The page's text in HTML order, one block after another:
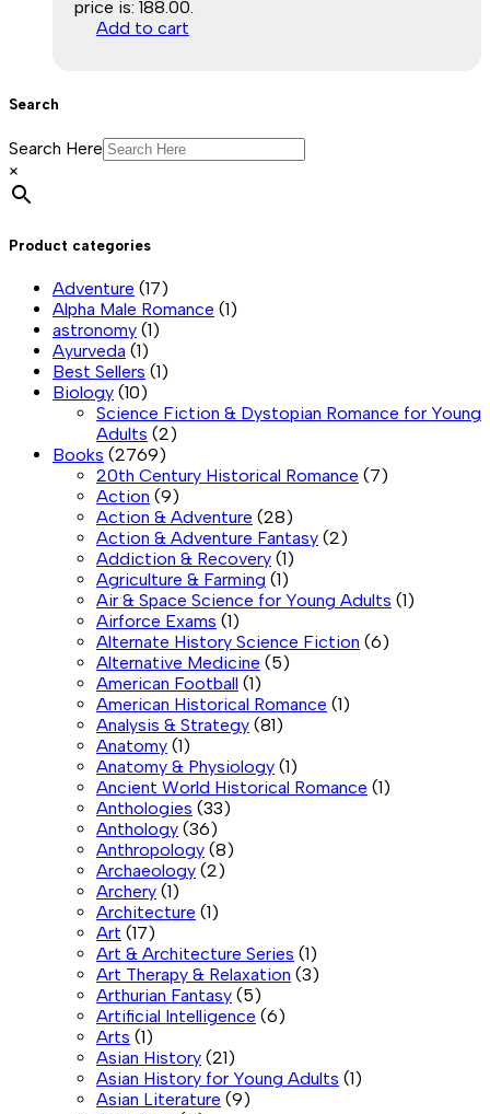
price is: ₹188.00.
Add to cart
Search
Search Here
×
Product categories
Adventure (17)
Alpha Male Romance (1)
astronomy (1)
Ayurveda (1)
Best Sellers (1)
Biology (10)
Science Fiction & Dystopian Romance for Young
Adults (2)
Books (2769)
20th Century Historical Romance (7)
Action (9)
Action & Adventure (28)
Action & Adventure Fantasy (2)
Addiction & Recovery (1)
Agriculture & Farming (1)
Air & Space Science for Young Adults (1)
Airforce Exams (1)
Alternate History Science Fiction (6)
Alternative Medicine (5)
American Football (1)
American Historical Romance (1)
Analysis & Strategy (81)
Anatomy (1)
Anatomy & Physiology (1)
Ancient World Historical Romance (1)
Anthologies (33)
Anthology (36)
Anthropology (8)
Archaeology (2)
Archery (1)
Architecture (1)
Art (17)
Art & Architecture Series (1)
Art Therapy & Relaxation (3)
Arthurian Fantasy (5)
Artificial Intelligence (6)
Arts (1)
Asian History (21)
Asian History for Young Adults (1)
Asian Literature (9)